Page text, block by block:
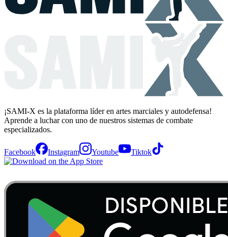
¡SAMI-X es la plataforma líder en artes marciales y autodefensa!
Aprende a luchar con uno de nuestros sistemas de combate
especializados.
Facebook Instagram Youtube Tiktok